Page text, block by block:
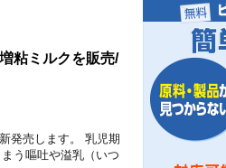
粘ミルクを販売/
発売します。 乳児期
う嘔吐や溢乳（いつ